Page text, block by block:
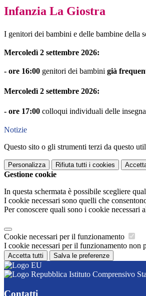
Infanzia La Giostra
I genitori dei bambini e delle bambine della
Mercoledì 2 settembre 2026:
- ore 16:00 genitori dei bambini già
Mercoledì 2 settembre 2026:
- ore 17:00 colloqui individuali delle
Notizie
Questo sito o gli strumenti terzi da questo
Personalizza Rifiuta tutti i cookies
Gestione cookie
In questa schermata è possibile scegliere
I cookie necessari sono quelli che
Per conoscere quali sono i cookie
Cookie necessari per il funzionamento
I cookie necessari per il funzionamento non
Accetta tutti Salva le preferenze
Istituto Comprensivo
Contatti